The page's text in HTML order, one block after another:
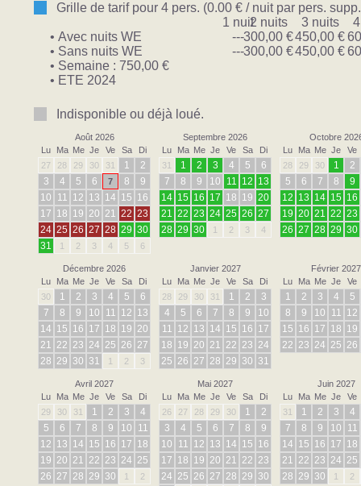
Grille de tarif pour 4 pers. (0.00 € / nuit par pers.
1 nuit2 nuits 3 nuits
• Avec nuits WE
---300,00 €450,00 €
• Sans nuits WE
---300,00 €450,00 €
• Semaine : 750,00 €
• ETE 2024
Indisponible ou déjà loué.
Août 2026
Lu
Ma Me Je Ve Sa
Di
27
28 29 30 31 1
2
3
4 5 6 7 8
9
10
11 12 13 14 15 16
17 18 19 20 21 22 23
24 25 26 27 28 29 30
31
1 2 3 4 5 6
Septembre 2026
Lu
Ma Me Je Ve Sa
Di
31
1 2 3 4 5
6
7
8 9 10 11 12 13
14 15 16 17 18 19 20
21 22 23 24 25 26 27
28 29 30 1 2 3 4
Octobre
Lu
Ma Me Je
Ve
28
29 30 1
2
5
6 7 8
9
12 13 14 15 16
19 20 21 22 23
26 27 28 29 30
Décembre 2026
Lu
Ma Me Je Ve Sa
Di
30
1 2 3 4 5
6
7
8 9 10 11 12 13
14 15 16 17 18 19 20
21 22 23 24 25 26 27
28 29 30 31 1 2 3
Janvier 2027
Lu
Ma Me Je Ve Sa
Di
28
29 30 31 1 2
3
4
5 6 7 8 9
10
11 12 13 14 15 16 17
18 19 20 21 22 23 24
25 26 27 28 29 30 31
Février 2027
Lu
Ma Me Je Ve
1 2 3 4
5
8
9 10 11 12
15 16 17 18 19
22 23 24 25 26
Avril 2027
Lu
Ma Me Je Ve Sa
Di
29
30 31 1 2 3
4
5
6 7 8 9 10
11
12 13 14 15 16 17 18
19 20 21 22 23 24 25
26 27 28 29 30 1 2
Mai 2027
Lu
Ma Me Je Ve Sa
Di
26
27 28 29 30 1
2
3
4 5 6 7 8
9
10
11 12 13 14 15 16
17 18 19 20 21 22 23
24 25 26 27 28 29 30
Juin 2027
Lu
Ma Me Je
Ve
31
1 2 3
4
7
8 9 10
11
14 15 16 17 18
21 22 23 24 25
28 29 30 1 2